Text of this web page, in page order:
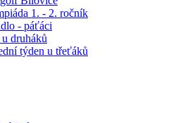
1. - 2. ročník
- páťáci
druháků
týden u třeťáků